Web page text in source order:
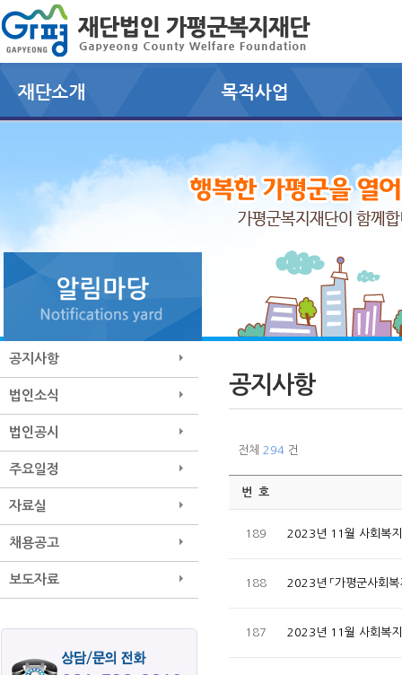
공지사항
법인소식
법인공시
주요일정
자료실
채용공고
보도자료
공지사항
전체 294 건
번 호
189 2023년 11월 사회복
188 2023년 「가평군사회
187 2023년 11월 사회복